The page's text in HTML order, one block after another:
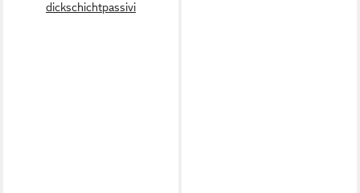
dickschichtpassivi